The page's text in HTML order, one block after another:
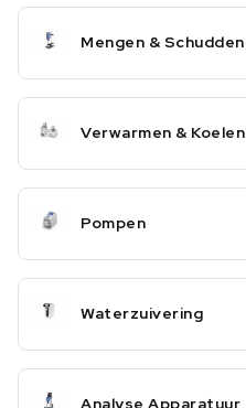
Mengen & Schudden
Verwarmen & Koelen
Pompen
Waterzuivering
Analyse Apparatuur